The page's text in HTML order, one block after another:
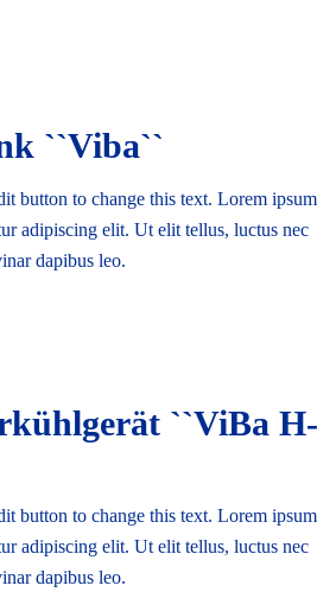
``Viba``
button to change this text. Lorem ipsum
adipiscing elit. Ut elit tellus, luctus nec
dapibus leo.
``ViBa H-
button to change this text. Lorem ipsum
adipiscing elit. Ut elit tellus, luctus nec
dapibus leo.